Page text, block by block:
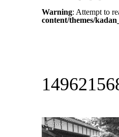
Warning: Attempt to
content/themes/